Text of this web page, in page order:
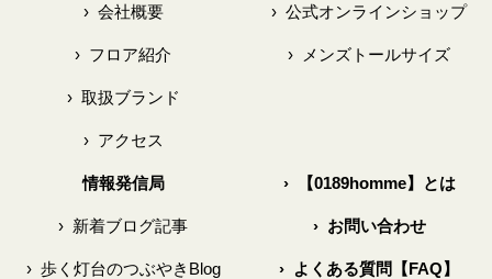
›会社概要
› フロア紹介
›取扱ブランド
›アクセス
› 公式オンラインショップ
› メンズトールサイズ
情報発信局
› 新着ブログ記事
›歩く灯台のつぶやきBlog
›【0189homme】とは
›お問い合わせ
› よくある質問【FAQ】